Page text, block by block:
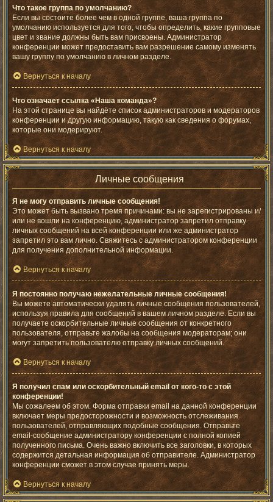
Что такое группа по умолчанию?
Если вы состоите более чем в одной группе, ваша группа по
умолчанию используется для того, чтобы определить, какие групповые
цвет и звание должны быть вам присвоены. Администратор
конференции может предоставить вам разрешение самому изменять
вашу группу по умолчанию в личном разделе.
Вернуться к началу
Что означает ссылка «Наша команда»?
На этой странице вы найдёте список администраторов и модераторов
конференции и другую информацию, такую как сведения о форумах,
которые они модерируют.
Вернуться к началу
Личные сообщения
Я не могу отправить личные сообщения!
Это может быть вызвано тремя причинами: вы не зарегистрированы и/
или не вошли на конференцию, администратор запретил отправку
личных сообщений на всей конференции или же администратор
запретил это вам лично. Свяжитесь с администратором конференции
для получения дополнительной информации.
Вернуться к началу
Я постоянно получаю нежелательные личные сообщения!
Вы можете автоматически удалять личные сообщения пользователей,
используя правила для сообщений в вашем личном разделе. Если вы
получаете оскорбительные личные сообщения от конкретного
пользователя, отправьте жалобы на сообщения модераторам; они
могут запретить пользователю отправку личных сообщений.
Вернуться к началу
Я получил спам или оскорбительный email от кого-то с этой
конференции!
Мы сожалеем об этом. Форма отправки email на данной конференции
включает меры предосторожности и возможность отслеживания
пользователей, отправляющих подобные сообщения. Отправьте
email-сообщение администратору конференции с полной копией
полученного письма. Очень важно включить все заголовки, в которых
содержится детальная информация об отправителе. Администратор
конференции сможет в этом случае принять меры.
Вернуться к началу